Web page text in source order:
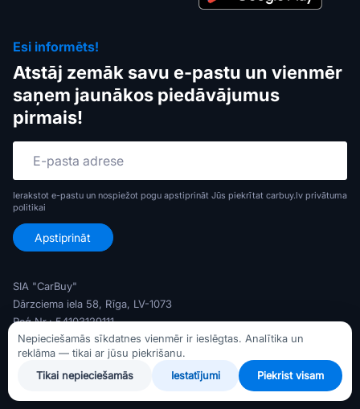
Esi informēts!
Atstāj zemāk savu e-pastu un vienmēr
saņem jaunākos piedāvājumus
pirmais!
Ierakstot e-pastu un nospiežot pogu apstiprināt Jūs piekrītat carbuy.lv privātuma
politikai
SIA "CarBuy"
Dārzciema iela 58, Rīga, LV-1073
Reģ Nr.: 54103129111
PVN Nr.: LV54103129111
Banka: AS Swedbank
Nepieciešamās sīkdatnes vienmēr ir ieslēgtas. Analītika un
reklāma — tikai ar jūsu piekrišanu.
Tikai nepieciešamās
Iestatījumi Piekrist visam